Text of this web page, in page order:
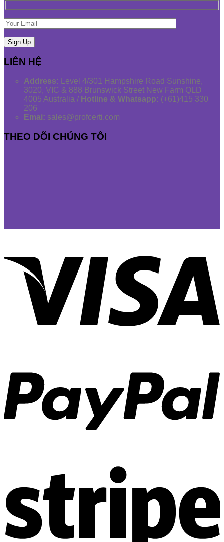
LIÊN HỆ
Address: Level 4/301 Hampshire Road Sunshine,
3020, VIC & 888 Brunswick Street New Farm QLD
4005 Australia / Hotline & Whatsapp: (+61)415 330
206
Emai: sales@profcerti.com
THEO DÕI CHÚNG TÔI